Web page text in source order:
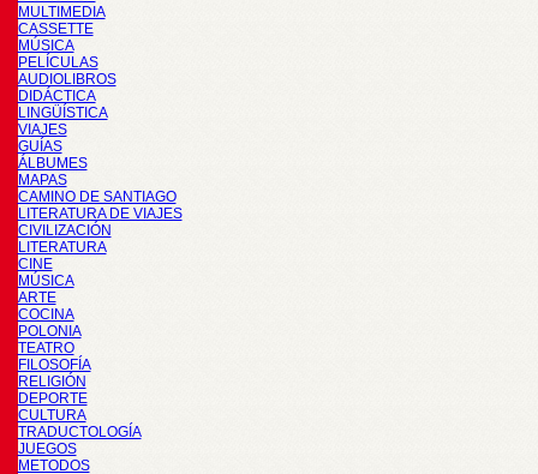
MULTIMEDIA
CASSETTE
MÚSICA
PELÍCULAS
AUDIOLIBROS
DIDÁCTICA
LINGÜÍSTICA
VIAJES
GUÍAS
ÁLBUMES
MAPAS
CAMINO DE SANTIAGO
LITERATURA DE VIAJES
CIVILIZACIÓN
LITERATURA
CINE
MÚSICA
ARTE
COCINA
POLONIA
TEATRO
FILOSOFÍA
RELIGIÓN
DEPORTE
CULTURA
TRADUCTOLOGÍA
JUEGOS
METODOS